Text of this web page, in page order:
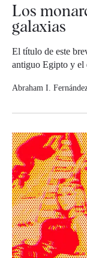
Los
galaxias
El título de este
antiguo Egipto y el
Abraham I.